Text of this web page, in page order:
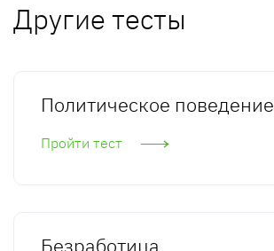
Другие тесты
Политическое поведение
Пройти тест
Безработица